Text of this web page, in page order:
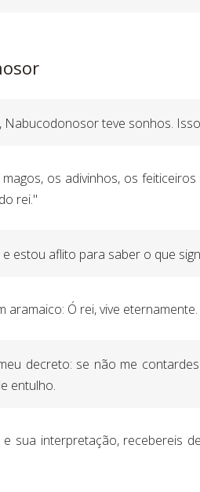
teve sonhos.
os adivinhos, os
rei."
estou aflito para saber o que
aramaico: Ó rei, vive
decreto: se não me
entulho.
sua interpretação, recebereis